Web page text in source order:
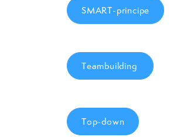
SMART-principe
Teambuilding
Top-down